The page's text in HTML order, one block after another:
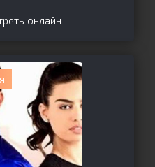
онлайн